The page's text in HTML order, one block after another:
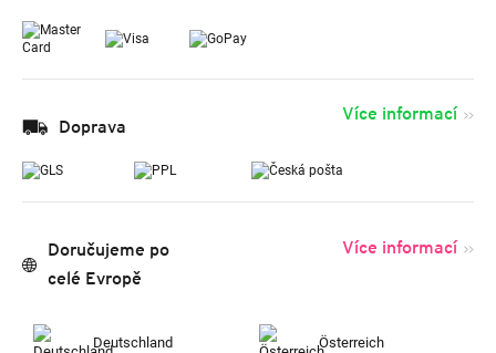
Doprava
Více informací
Doručujeme po
celé Evropě
Více informací
Deutschland Österreich